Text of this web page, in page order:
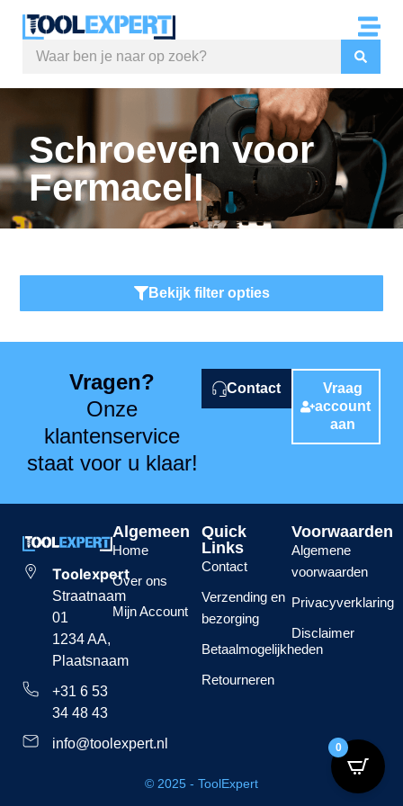
Schroeven voor
Fermacell
Bekijk filter opties
Vragen?
Onze
klantenservice
staat voor u klaar!
Contact
Vraag
account
aan
Toolexpert
Straatnaam
01
1234 AA,
Plaatsnaam
+31 6 53
34 48 43
info@toolexpert.nl
Algemeen
Home
Over ons
Mijn Account
Quick
Links
Contact
Verzending en
bezorging
Betaalmogelijkheden
Retourneren
Voorwaarden
Algemene
voorwaarden
Privacyverklaring
Disclaimer
© 2025 - ToolExpert
0